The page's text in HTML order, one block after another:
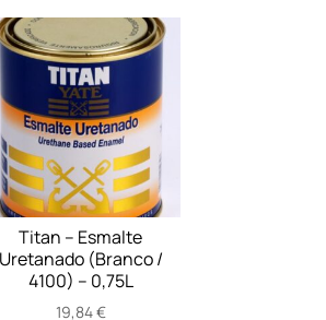
Titan – Esmalte
Uretanado (Branco /
4100) – 0,75L
19,84€